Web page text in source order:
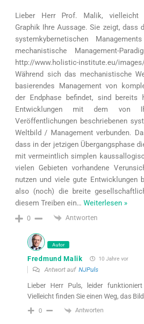
Lieber Herr Prof. Malik, vielleicht
Graphik Ihre Aussage. Sie zeigt, dass
systemkybernetischen
mechanistische Management-
http://www.holistic-institute.eu/
Während sich das mechanistische
basierendes Management von
der Endphase befindet, sind bereits
Entwicklungen mit dem von
Veröffentlichungen beschriebenen
Weltbild / Management verbunden.
dass in der jetzigen Übergangsphase
mit vermeintlich simplen
vielen Gebieten vorhandene
nutzen und viele gute Entwicklungen
also (noch) die breite
diesem Treiben ein… Weiterlesen »
0 Antworten
Autor
Fredmund Malik 10 Jahre vor
Antwort auf NJPuls
Lieber Herr Puls, leider
Vielleicht finden Sie einen Weg, das
0 Antworten